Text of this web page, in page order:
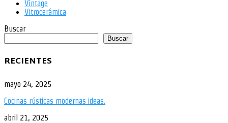
Vintage
Vitrocerámica
Buscar
Buscar
RECIENTES
mayo 24, 2025
Cocinas rústicas modernas ideas.
abril 21, 2025